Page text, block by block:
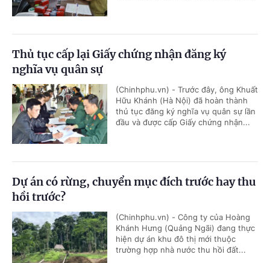
Thủ tục cấp lại Giấy chứng nhận đăng ký
nghĩa vụ quân sự
(Chinhphu.vn) - Trước đây, ông Khuất
Hữu Khánh (Hà Nội) đã hoàn thành
thủ tục đăng ký nghĩa vụ quân sự lần
đầu và được cấp Giấy chứng nhận...
Dự án có rừng, chuyển mục đích trước hay thu
hồi trước?
(Chinhphu.vn) - Công ty của Hoàng
Khánh Hưng (Quảng Ngãi) đang thực
hiện dự án khu đô thị mới thuộc
trường hợp nhà nước thu hồi đất...